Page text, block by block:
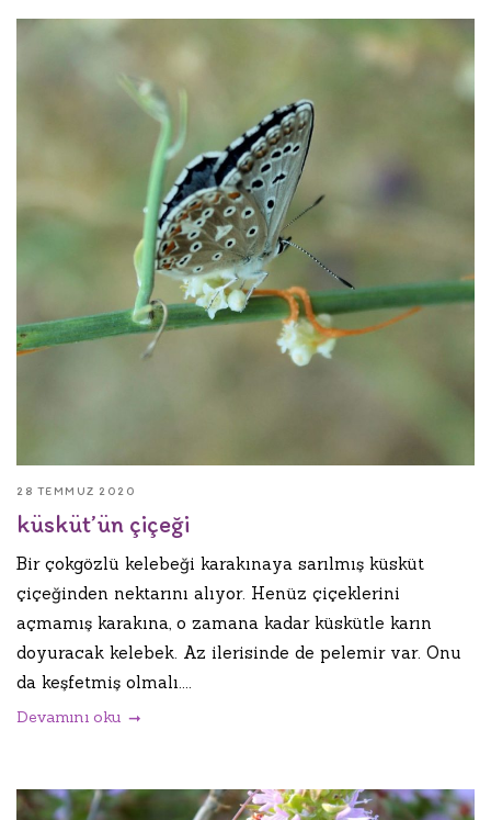
28 TEMMUZ 2020
küsküt’ün çiçeği
Bir çokgözlü kelebeği karakınaya sarılmış küsküt
çiçeğinden nektarını alıyor. Henüz çiçeklerini
açmamış karakına, o zamana kadar küskütle karın
doyuracak kelebek. Az ilerisinde de pelemir var. Onu
da keşfetmiş olmalı....
Devamını oku